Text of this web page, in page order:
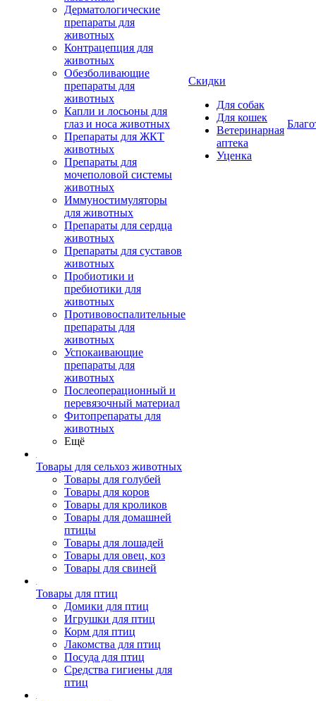
Дерматологические
препараты для
животных
Контрацепция для
животных
Обезболивающие
препараты для
животных
Капли и лосьоны для
глаз и носа животных
Препараты для ЖКТ
животных
Препараты для
мочеполовой системы
животных
Иммуностимуляторы
для животных
Препараты для сердца
животных
Препараты для суставов
животных
Пробиотики и
пребиотики для
животных
Противовоспалительные
препараты для
животных
Успокаивающие
препараты для
животных
Послеоперационный и
перевязочный материал
Фитопрепараты для
животных
Ещё
Товары для сельхоз животных
Товары для голубей
Товары для коров
Товары для кроликов
Товары для домашней
птицы
Товары для лошадей
Товары для овец, коз
Товары для свиней
Товары для птиц
Домики для птиц
Игрушки для птиц
Корм для птиц
Лакомства для птиц
Посуда для птиц
Средства гигиены для
птиц
Скидки
Для собак
Для кошек
Ветеринарная
аптека
Уценка